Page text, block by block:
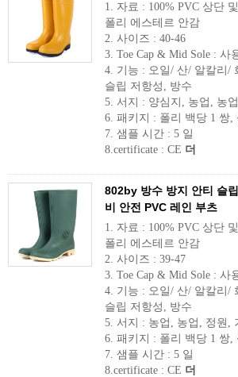
1. 자료 : 100% PVC 상단
폴리 에스테르 안감
2. 사이즈 : 40-46
3. Toe Cap & Mid Sole : 사
4. 기능 : 오일/ 산/ 알칼리/
슬립 저항성, 방수
5. 서지 : 양심지, 농업, 농
6. 패키지 : 폴리 백당 1 쌍,
7. 샘플 시간 : 5 일
8.certificate : CE 더
802by 방수 방지 안티 슬
비 안전 PVC 레인 부츠
1. 자료 : 100% PVC 상단
폴리 에스테르 안감
2. 사이즈 : 39-47
3. Toe Cap & Mid Sole : 사
4. 기능 : 오일/ 산/ 알칼리/
슬립 저항성, 방수
5. 서지 : 농업, 농업, 정원,
6. 패키지 : 폴리 백당 1 쌍,
7. 샘플 시간 : 5 일
8.certificate : CE 더